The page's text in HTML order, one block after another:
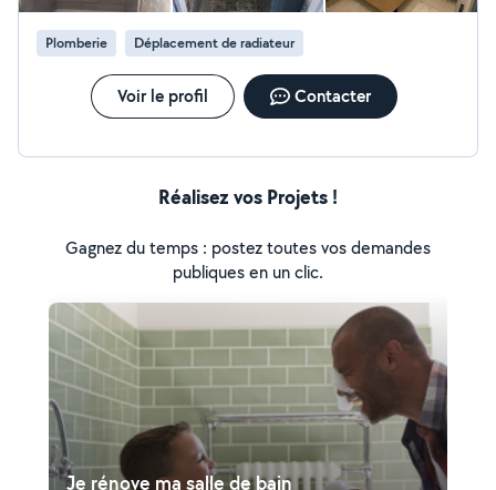
Plomberie Déplacement de radiateur
Voir le profil Contacter
Réalisez vos Projets !
Gagnez du temps : postez toutes vos demandes
publiques en un clic.
Je rénove ma salle de bain